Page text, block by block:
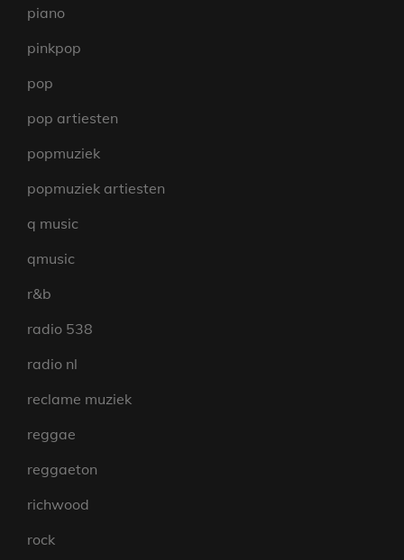
piano
pinkpop
pop
pop artiesten
popmuziek
popmuziek artiesten
q music
qmusic
r&b
radio 538
radio nl
reclame muziek
reggae
reggaeton
richwood
rock